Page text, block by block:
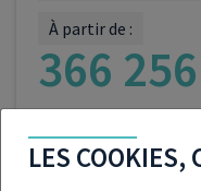
À partir de :
366
LES COOKIES,